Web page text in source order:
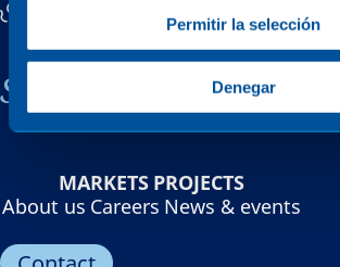
Permitir la selección
Denegar
Sener, a family company
MARKETS PROJECTS
About us Careers News & events